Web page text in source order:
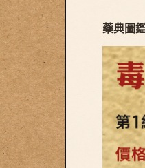
藥典圖